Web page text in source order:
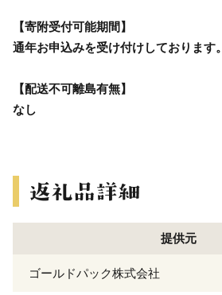
【寄附受付可能期間】
通年お申込みを受け付けしております。
【配送不可離島有無】
なし
提供元
ゴールドパック株式会社